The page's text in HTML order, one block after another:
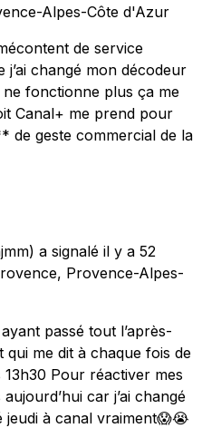
Alpes-Côte d'Azur
de service
changé mon décodeur
ne fonctionne plus ça me
Canal+ me prend pour
geste commercial de la
a signalé il y a 52
Provence-Alpes-
passé tout l’après-
qui me dit à chaque fois de
Pour réactiver mes
car j’ai changé
jeudi à canal vraiment😱😭